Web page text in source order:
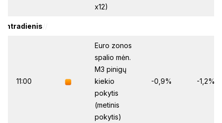
x12)
Antradienis
11:00
Euro zonos
spalio mėn.
M3 pinigų
kiekio
pokytis
(metinis
pokytis)
-0,9% -1,2%